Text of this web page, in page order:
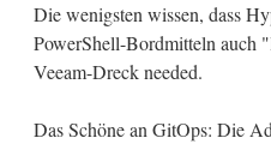
Die wenigsten wissen, dass
PowerShell-Bordmitteln auch
Veeam-Dreck needed.
Das Schöne an GitOps: Die